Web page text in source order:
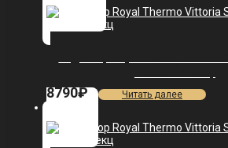
8790₽ Читать далее